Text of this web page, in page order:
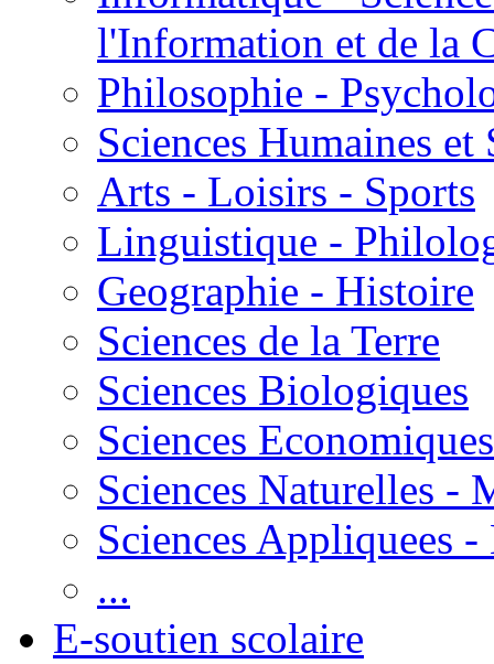
l'Information et de la
Philosophie -
Sciences Humaines et
Arts - Loisirs - Sports
Linguistique -
Geographie - Histoire
Sciences de la Terre
Sciences Biologiques
Sciences Economiques
Sciences Naturelles -
Sciences Appliquees
...
E-soutien scolaire